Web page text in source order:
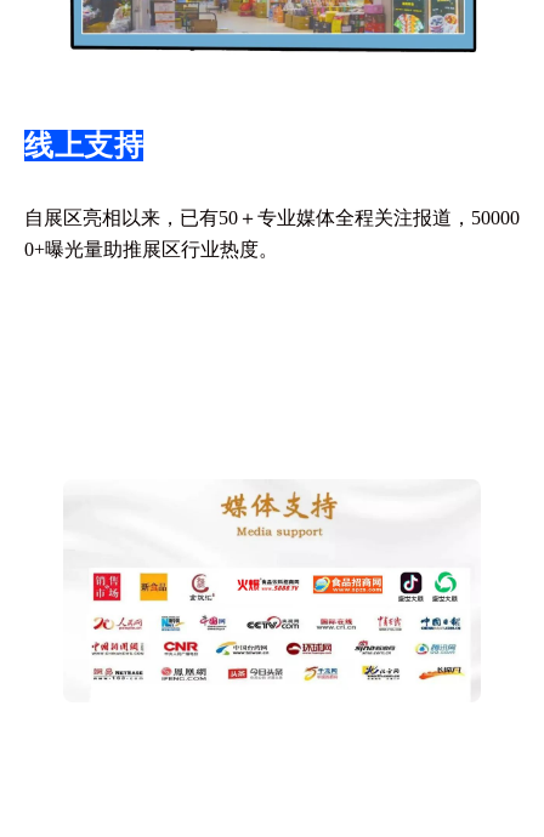
线上支持
自展区亮相以来，已有50＋专业媒体全程关注报道，50000
0+曝光量助推展区行业热度。